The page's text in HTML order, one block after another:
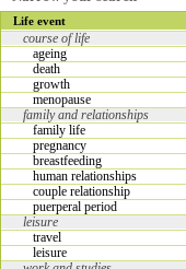
Life event
course of life
ageing
death
growth
menopause
family and relationships
family life
pregnancy
breastfeeding
human relationships
couple relationship
puerperal period
leisure
travel
leisure